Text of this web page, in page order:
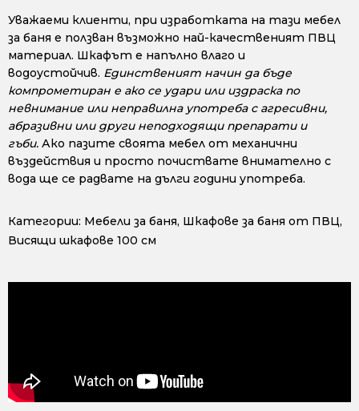
Уважаеми клиенти, при изработката на тази мебел
за баня е ползван възможно най-качественият ПВЦ
материал. Шкафът е напълно влаго и
водоустойчив. Единственият начин да бъде
компрометиран е ако се удари или издраска по
невнимание или неправилна употреба с агресивни,
абразивни или други неподходящи препарати и
гъби. Ако пазите своята мебел от механични
въздействия и просто почиствате внимателно с
вода ще се радвате на дълги години употреба.
Категории: Мебели за баня, Шкафове за баня от ПВЦ,
Висящи шкафове 100 см